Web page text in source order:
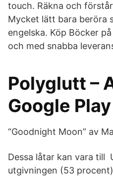
touch. ‎Räkna och
Mycket lätt bara beröra
engelska. Köp Böcker
och med snabba
Polyglutt –
Google Play
“Goodnight Moon” av
Dessa låtar kan vara till
utgivningen (53